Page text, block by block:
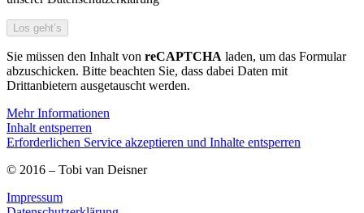
Sie müssen den Inhalt von reCAPTCHA laden, um das Formular
abzuschicken. Bitte beachten Sie, dass dabei Daten mit
Drittanbietern ausgetauscht werden.
Mehr Informationen
Inhalt entsperren
Erforderlichen Service akzeptieren und Inhalte entsperren
© 2016 – Tobi van Deisner
Impressum